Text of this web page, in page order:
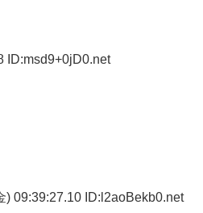
ID:msd9+0jD0.net
) 09:39:27.10 ID:l2aoBekb0.net